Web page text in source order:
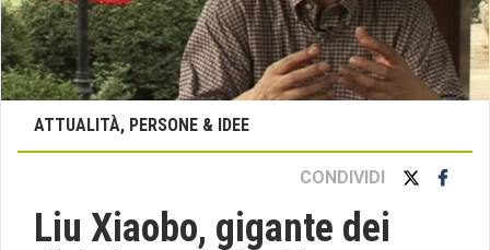
ATTUALITÀ, PERSONE & IDEE
CONDIVIDI
Liu Xiaobo, gigante dei